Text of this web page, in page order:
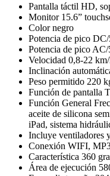
Pantalla táctil HD,
Monitor 15.6”
Color negro
Potencia de pico
Potencia de pico
Velocidad 0,8-22
Inclinación
Peso permitido 220
Función de pantalla
Función General
aceite de silicona
iPad, sistema
Incluye ventiladores
Conexión WIFI,
Característica 360
Área de ejecución